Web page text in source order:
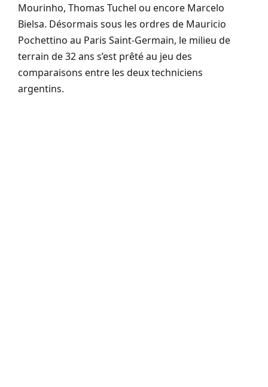
Mourinho, Thomas Tuchel ou encore Marcelo
Bielsa. Désormais sous les ordres de Mauricio
Pochettino au Paris Saint-Germain, le milieu de
terrain de 32 ans s’est prêté au jeu des
comparaisons entre les deux techniciens
argentins.